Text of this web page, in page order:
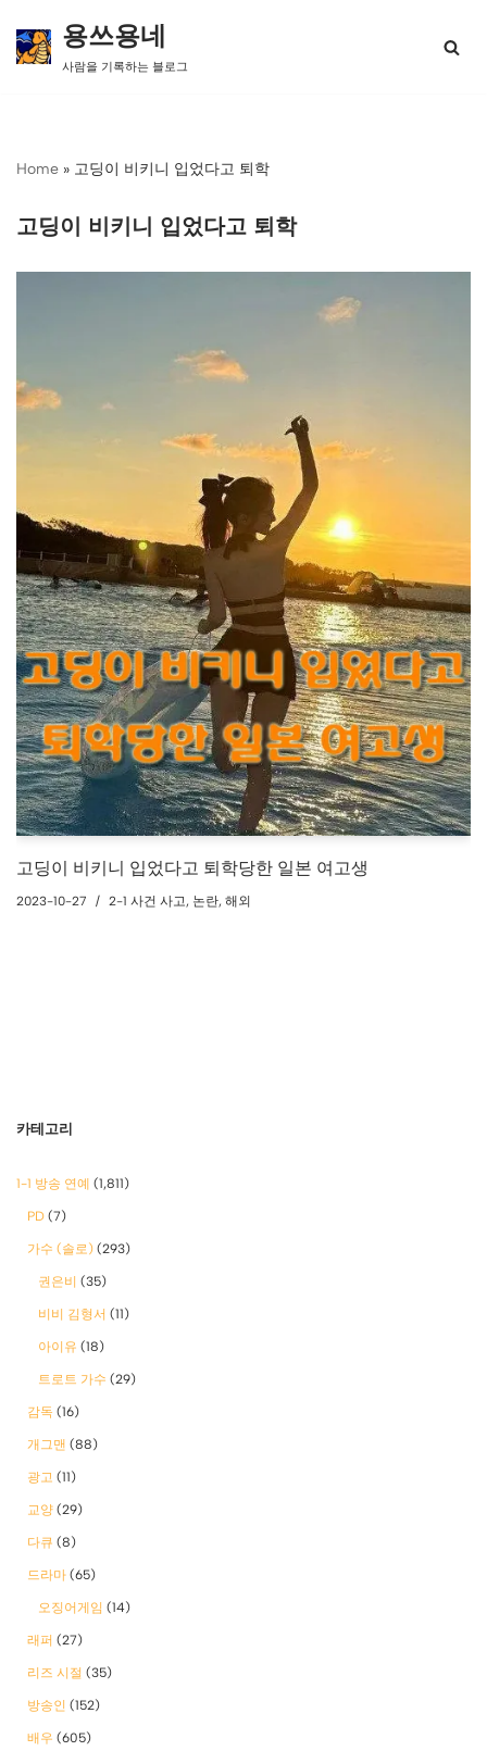
콘
너
용쓰용네
사람을 기록하는 블로그
Home » 고딩이 비키니 입었다고 퇴학
고딩이 비키니 입었다고 퇴학
고딩이 비키니 입었다고 퇴학당한 일본 여고생
2023-10-27 2-1 사건 사고, 논란, 해외
카테고리
1-1 방송 연예 (1,811)
PD (7)
가수 (솔로) (293)
권은비 (35)
비비 김형서 (11)
아이유 (18)
트로트 가수 (29)
감독 (16)
개그맨 (88)
광고 (11)
교양 (29)
다큐 (8)
드라마 (65)
오징어게임 (14)
래퍼 (27)
리즈 시절 (35)
방송인 (152)
배우 (605)